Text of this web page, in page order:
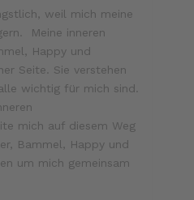
weil mich meine
Meine inneren
Happy und
Seite. Sie verstehen
wichtig für mich sind.
mich auf diesem Weg
Bammel, Happy und
um mich gemeinsam